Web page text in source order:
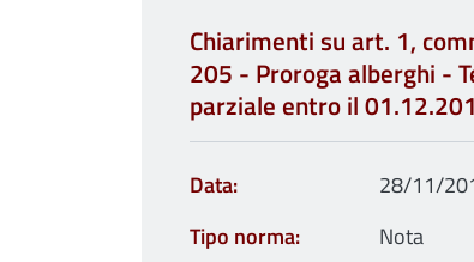
Chiarimenti su art. 1,
205 - Proroga alberghi -
parziale entro il
Data
28/11/
Tipo norma
Nota